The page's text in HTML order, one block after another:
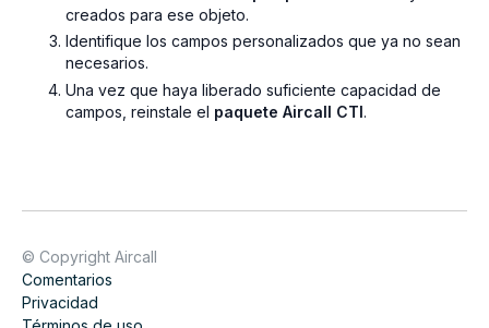
creados para ese objeto.
Identifique los campos personalizados que ya no sean
necesarios.
Una vez que haya liberado suficiente capacidad de
campos, reinstale el paquete Aircall CTI.
© Copyright Aircall
Comentarios
Privacidad